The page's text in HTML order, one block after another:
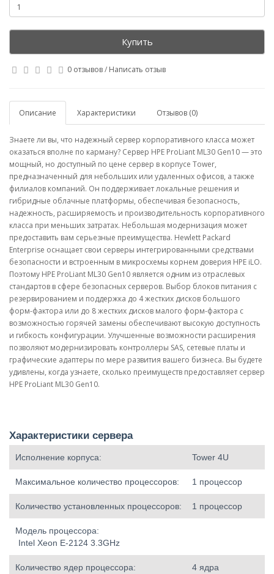
Купить
0 отзывов/ Написать отзыв
Описание Характеристики Отзывов (0)
Знаете ли вы, что надежный сервер корпоративного класса может
оказаться вполне по карману? Сервер HPE ProLiant ML30 Gen10 — это
мощный, но доступный по цене сервер в корпусе Tower,
предназначенный для небольших или удаленных офисов, а также
филиалов компаний. Он поддерживает локальные решения и
гибридные облачные платформы, обеспечивая безопасность,
надежность, расширяемость и производительность корпоративного
класса при меньших затратах. Небольшая модернизация может
предоставить вам серьезные преимущества. Hewlett Packard
Enterprise оснащает свои серверы интегрированными средствами
безопасности и встроенным в микросхемы корнем доверия HPE iLO.
Поэтому HPE ProLiant ML30 Gen10 является одним из отраслевых
стандартов в сфере безопасных серверов. Выбор блоков питания с
резервированием и поддержка до 4 жестких дисков большого
форм-фактора или до 8 жестких дисков малого форм-фактора с
возможностью горячей замены обеспечивают высокую доступность
и гибкость конфигурации. Улучшенные возможности расширения
позволяют модернизировать контроллеры SAS, сетевые платы и
графические адаптеры по мере развития вашего бизнеса. Вы будете
удивлены, когда узнаете, сколько преимуществ предоставляет сервер
HPE ProLiant ML30 Gen10.
Характеристики сервера
Исполнение корпуса: Tower 4U
Максимальное количество процессоров: 1 процессор
Количество установленных процессоров: 1 процессор
Модель процессора:
Intel Xeon E-2124 3.3GHz
Количество ядер процессора: 4 ядра